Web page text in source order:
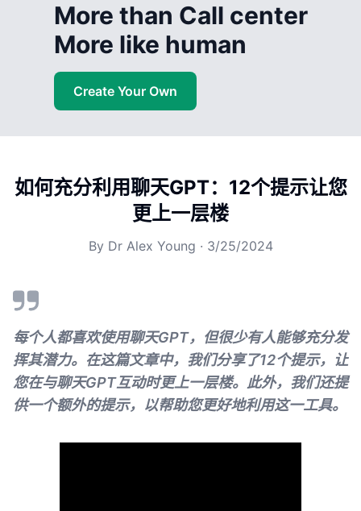
More than Call center
More like human
Create Your Own
如何充分利用聊天GPT：12个提示让您
更上一层楼
By Dr Alex Young · 3/25/2024
每个人都喜欢使用聊天GPT，但很少有人能够充分发
挥其潜力。在这篇文章中，我们分享了12个提示，让
您在与聊天GPT互动时更上一层楼。此外，我们还提
供一个额外的提示，以帮助您更好地利用这一工具。